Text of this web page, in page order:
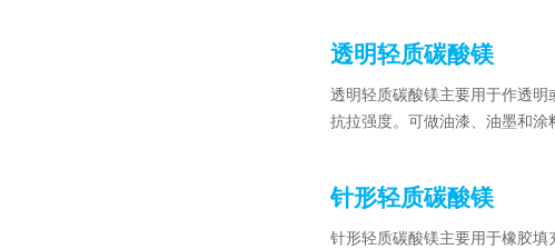
透明轻质碳酸镁
透明轻质碳酸镁主要用于作透
抗拉强度。可做油漆、油墨和涂
针形轻质碳酸镁
针形轻质碳酸镁主要用于橡胶